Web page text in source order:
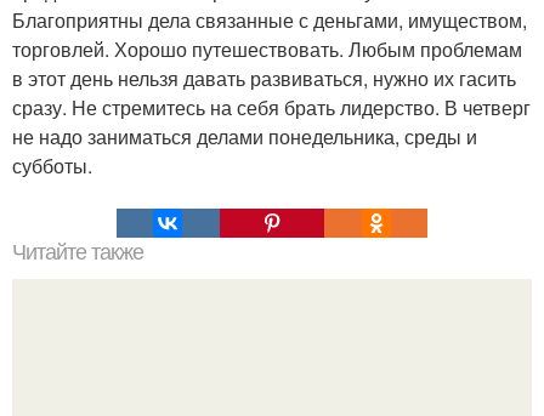
Благоприятны дела связанные с деньгами, имуществом,
торговлей. Хорошо путешествовать. Любым проблемам
в этот день нельзя давать развиваться, нужно их гасить
сразу. Не стремитесь на себя брать лидерство. В четверг
не надо заниматься делами понедельника, среды и
субботы.
Читайте также